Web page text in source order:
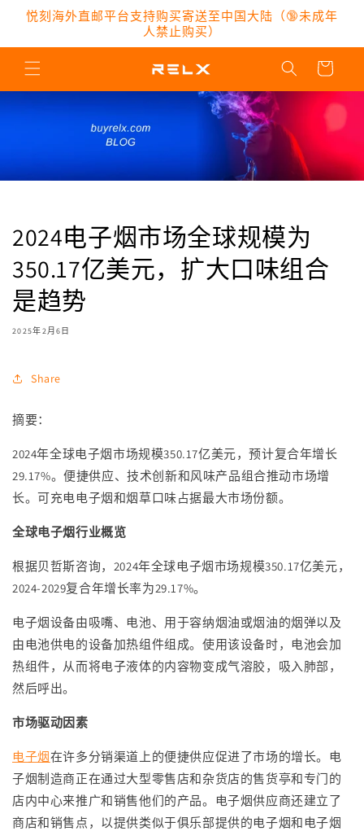
跳到内
容
悦刻海外直邮平台支持购买寄送至中国大陆（🔞未成年
人禁止购买）
购
物
2024电子烟市场全球规模为
350.17亿美元，扩大口味组合
是趋势
2025年2月6日
Share
摘要：
2024年全球电子烟市场规模350.17亿美元，预计复合年增长
29.17%。便捷供应、技术创新和风味产品组合推动市场增
长。可充电电子烟和烟草口味占据最大市场份额。
全球电子烟行业概览
根据贝哲斯咨询， 2024年全球电子烟市场规模350.17亿美元，
2024-2029复合年增长率为29.17%。
电子烟设备由吸嘴、电池、用于容纳烟油或烟油的烟弹以及
由电池供电的设备加热组件组成。使用该设备时，电池会加
热组件，从而将电子液体的内容物变成气溶胶，吸入肺部，
然后呼出。
市场驱动因素
电子烟在许多分销渠道上的便捷供应促进了市场的增长。电
子烟制造商正在通过大型零售店和杂货店的售货亭和专门的
店内中心来推广和销售他们的产品。电子烟供应商还建立了
商店和销售点，以提供类似于俱乐部提供的电子烟和电子烟